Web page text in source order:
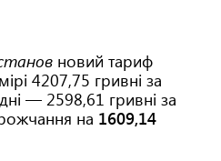
новий тариф
4207,75 гривні за
— 2598,61 гривні за
на 1609,14